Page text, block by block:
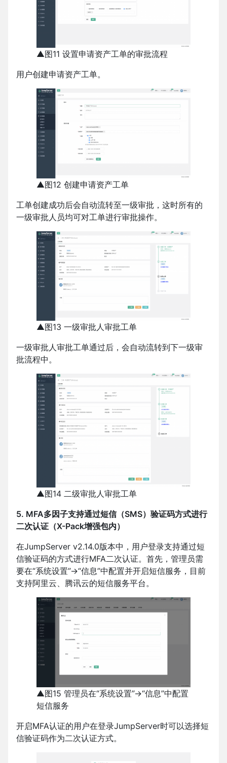
▲图11 设置申请资产工单的审批流程
用户创建申请资产工单。
▲图12 创建申请资产工单
工单创建成功后会自动流转至一级审批，这时所有的
一级审批人员均可对工单进行审批操作。
▲图13 一级审批人审批工单
一级审批人审批工单通过后，会自动流转到下一级审
批流程中。
▲图14 二级审批人审批工单
5. MFA多因子支持通过短信（SMS）验证码方式进行
二次认证（X-Pack增强包内）
在JumpServer v2.14.0版本中，用户登录支持通过短
信验证码的方式进行MFA二次认证。首先，管理员需
要在“系统设置”→“信息”中配置并开启短信服务，目前
支持阿里云、腾讯云的短信服务平台。
▲图15 管理员在“系统设置”→“信息”中配置
短信服务
开启MFA认证的用户在登录JumpServer时可以选择短
信验证码作为二次认证方式。